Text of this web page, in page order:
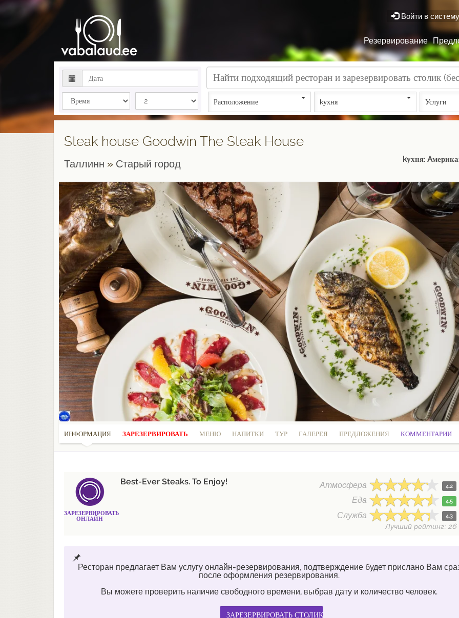
Резервирование
Войти в
Расположение kухня Услуги
Steak house Goodwin The Steak House
Таллинн » Старый город kухня:
ИНФОРМАЦИЯ ЗАРЕЗЕРВИРОВАТЬ МЕНЮ НАПИТКИ ТУР ГАЛЕРЕЯ ПРЕДЛОЖЕНИЯ КОММЕНТАРИИ
ЗАРЕЗЕРВИРОВАТЬ
ОНЛАЙН
Best-Ever Steaks. To Enjoy! Атмосфера 4.2
Еда 4.5
Служба 4.3
Лучший рейтинг: 26
Ресторан предлагает Вам услугу онлайн-резервирования, подтверждение будет прислано Вам
после оформления резервирования.
Вы можете проверить наличие свободного времени, выбрав дату и количество человек.